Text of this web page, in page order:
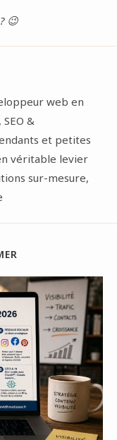
😉
web en
&
et petites
véritable levier
sur-mesure,